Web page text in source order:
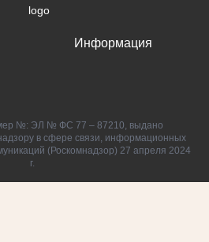
Информация
№: ЭЛ № ФС 77 – 87210, выдано
в сфере связи, информационных
(Роскомнадзор) 27 апреля 2024
г.